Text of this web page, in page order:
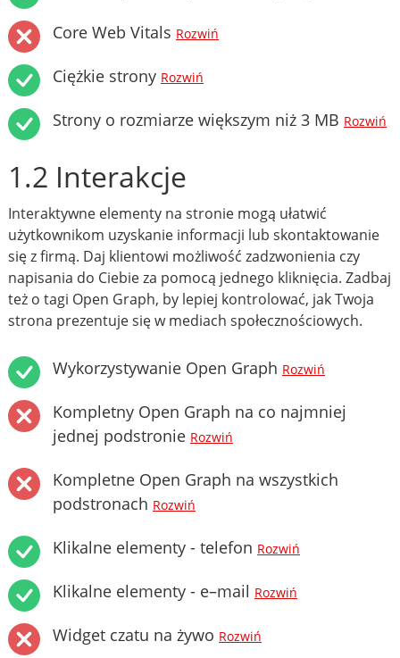
Core Web Vitals Rozwiń
Ciężkie strony Rozwiń
Strony o rozmiarze większym niż 3 MB Rozwiń
1.2 Interakcje
Interaktywne elementy na stronie mogą ułatwić
użytkownikom uzyskanie informacji lub skontaktowanie
się z firmą. Daj klientowi możliwość zadzwonienia czy
napisania do Ciebie za pomocą jednego kliknięcia. Zadbaj
też o tagi Open Graph, by lepiej kontrolować, jak Twoja
strona prezentuje się w mediach społecznościowych.
Wykorzystywanie Open Graph Rozwiń
Kompletny Open Graph na co najmniej
jednej podstronie Rozwiń
Kompletne Open Graph na wszystkich
podstronach Rozwiń
Klikalne elementy - telefon Rozwiń
Klikalne elementy - e–mail Rozwiń
Widget czatu na żywo Rozwiń